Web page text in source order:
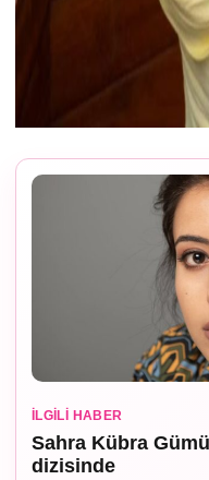
İLGILI HABER
Sahra Kübra
dizisinde